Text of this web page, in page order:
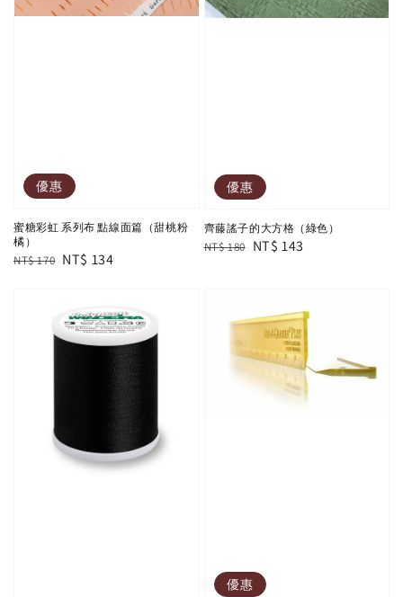
優惠
蜜糖彩虹 系列布 點線面篇（甜桃粉
橘）
Regular
NT$ 170 Sale
NT$ 134
優惠
齊藤謠子的大方格（綠色）
Regular
NT$ 180 Sale
NT$ 143
優惠